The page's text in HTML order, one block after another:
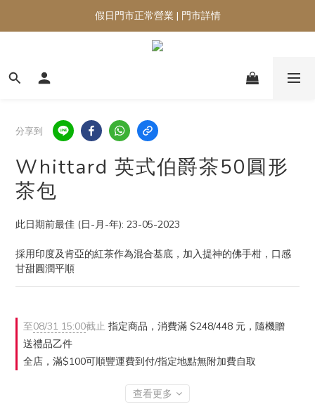
假日門市正常營業 | 門市詳情
分享到
Whittard 英式伯爵茶50圓形
茶包
此日期前最佳 (日-月-年): 23-05-2023
採用印度及肯亞的紅茶作為混合基底，加入提神的佛手柑，口感
甘甜圓潤平順
至08/31 15:00截止 指定商品，消費滿 $248/448 元，隨機贈
送禮品乙件
全店，滿$100可順豐運費到付/指定地點無附加費自取
查看更多